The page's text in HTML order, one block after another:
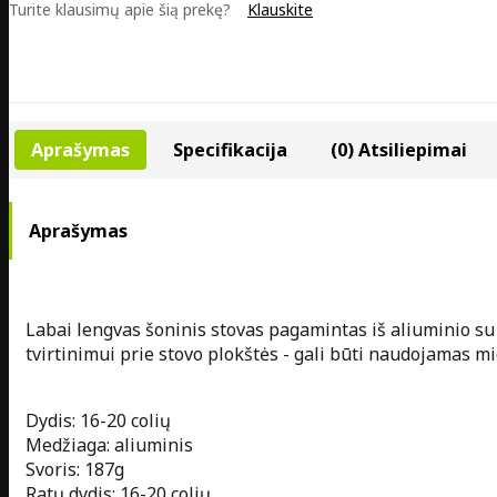
Turite klausimų apie šią prekę? Klauskite
Aprašymas Specifikacija (0) Atsiliepimai
Aprašymas
Labai lengvas šoninis stovas pagamintas iš aliuminio
tvirtinimui prie stovo plokštės - gali būti naudojamas
Dydis: 16-20 colių
Medžiaga: aliuminis
Svoris: 187g